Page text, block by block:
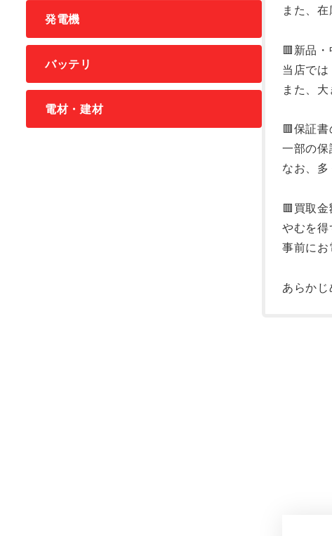
また、
🟥新品
当店で
また、
🟥保証
一部の
なお、
🟥買取
やむを
事前に
あらかじ
発電機
バッテリ
電材・建材